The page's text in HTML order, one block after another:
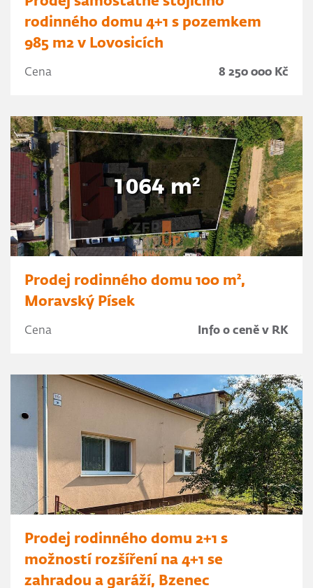
rodinného domu 4+1 s pozemkem
985 m2 v Lovosicích
Cena 8 250 000 Kč
Prodej rodinného domu 100 m²,
Moravský Písek
Cena Info o ceně v RK
Prodej rodinného domu 2+1 s
možností rozšíření na 4+1 se
zahradou a garáží, Bzenec